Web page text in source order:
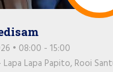
• 08:00 - 15:00
Lapa Papito, Rooi